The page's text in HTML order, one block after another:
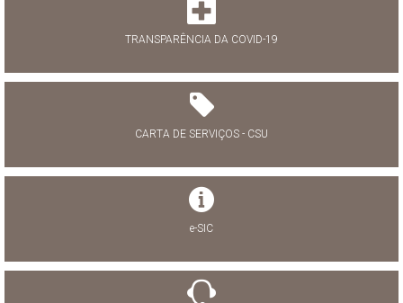
TRANSPARÊNCIA DA COVID-19
CARTA DE SERVIÇOS - CSU
e-SIC